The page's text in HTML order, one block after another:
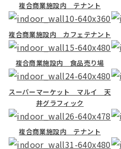
複合商業施設内 テナント
複合商業施設内 カフェテナント
複合商業施設内 食品売り場
スーパーマーケット マルイ 天
井グラフィック
複合商業施設内 テナント